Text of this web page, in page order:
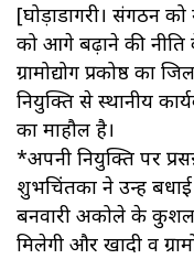
​[घोड़ाडोंगरी। संगठन
को आगे बढ़ाने की
ग्रामोद्योग प्रकोष्ठ का
नियुक्ति से स्थानीय
का माहौल है।
*​अपनी नियुक्ति पर
शुभचिंतकों ने उन्हें
बनवारी अकोले के
मिलेगी और खादी व